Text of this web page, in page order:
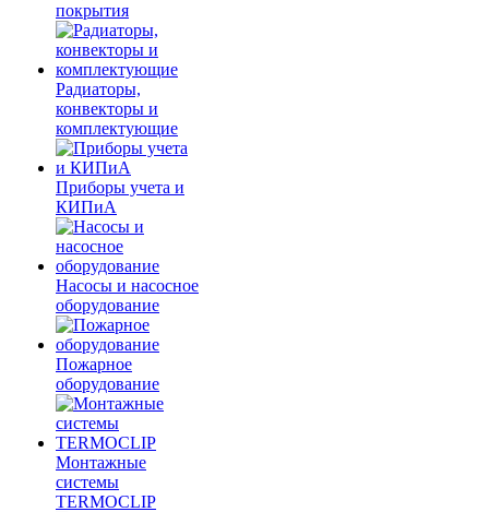
покрытия
Радиаторы,
конвекторы и
комплектующие
Приборы учета и
КИПиА
Насосы и насосное
оборудование
Пожарное
оборудование
Монтажные
системы
TERMOCLIP